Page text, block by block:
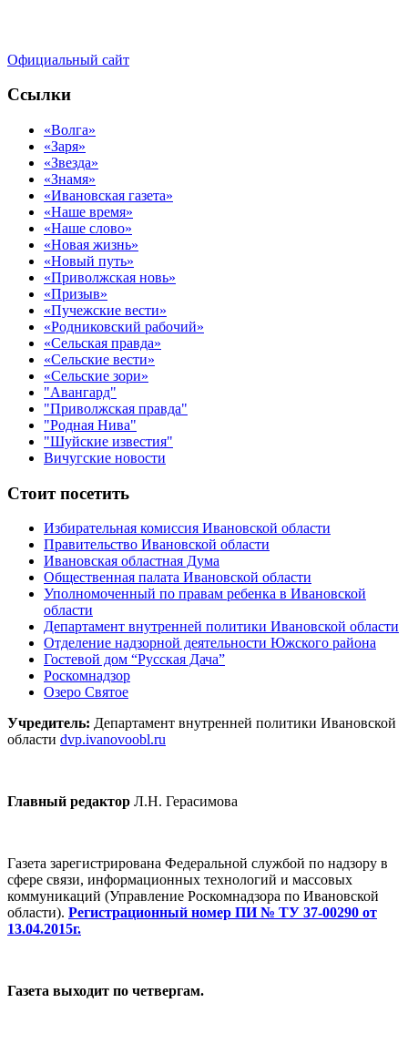
Официальный сайт
Ссылки
«Волга»
«Заря»
«Звезда»
«Знамя»
«Ивановская газета»
«Наше время»
«Наше слово»
«Новая жизнь»
«Новый путь»
«Приволжская новь»
«Призыв»
«Пучежские вести»
«Родниковский рабочий»
«Сельская правда»
«Сельские вести»
«Сельские зори»
"Авангард"
"Приволжская правда"
"Родная Нива"
"Шуйские известия"
Вичугские новости
Стоит посетить
Избирательная комиссия Ивановской области
Правительство Ивановской области
Ивановская областная Дума
Общественная палата Ивановской области
Уполномоченный по правам ребенка в Ивановской
области
Департамент внутренней политики Ивановской области
Отделение надзорной деятельности Южского района
Гостевой дом “Русская Дача”
Роскомнадзор
Озеро Святое
Учредитель: Департамент внутренней политики Ивановской
области dvp.ivanovoobl.ru
Главный редактор Л.Н. Герасимова
Газета зарегистрирована Федеральной службой по надзору в
сфере связи, информационных технологий и массовых
коммуникаций (Управление Роскомнадзора по Ивановской
области). Регистрационный номер ПИ № ТУ 37-00290 от
13.04.2015г.
Газета выходит по четвергам.